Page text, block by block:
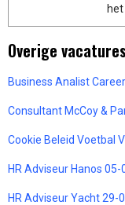
het
Overige
Business Analist
Consultant McCoy &
Cookie Beleid Voetbal
HR Adviseur Hanos
HR Adviseur Yacht